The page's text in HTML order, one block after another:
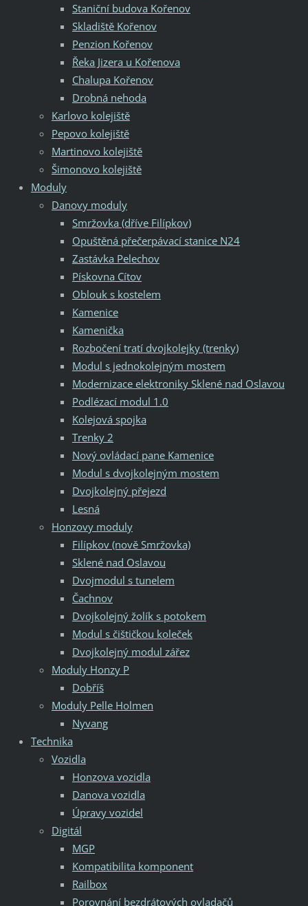
Staniční budova Kořenov
Skladiště Kořenov
Penzion Kořenov
Řeka Jizera u Kořenova
Chalupa Kořenov
Drobná nehoda
Karlovo kolejiště
Pepovo kolejiště
Martinovo kolejiště
Šimonovo kolejiště
Moduly
Danovy moduly
Smržovka (dříve Filípkov)
Opuštěná přečerpávací stanice N24
Zastávka Pelechov
Pískovna Cítov
Oblouk s kostelem
Kamenice
Kamenička
Rozbočení tratí dvojkolejky (trenky)
Modul s jednokolejným mostem
Modernizace elektroniky Sklené nad Oslavou
Podlézací modul 1.0
Kolejová spojka
Trenky 2
Nový ovládací pane Kamenice
Modul s dvojkolejným mostem
Dvojkolejný přejezd
Lesná
Honzovy moduly
Filípkov (nově Smržovka)
Sklené nad Oslavou
Dvojmodul s tunelem
Čachnov
Dvojkolejný žolík s potokem
Modul s čištičkou koleček
Dvojkolejný modul zářez
Moduly Honzy P
Dobříš
Moduly Pelle Holmen
Nyvang
Technika
Vozidla
Honzova vozidla
Danova vozidla
Úpravy vozidel
Digitál
MGP
Kompatibilita komponent
Railbox
Porovnání bezdrátových ovladačů